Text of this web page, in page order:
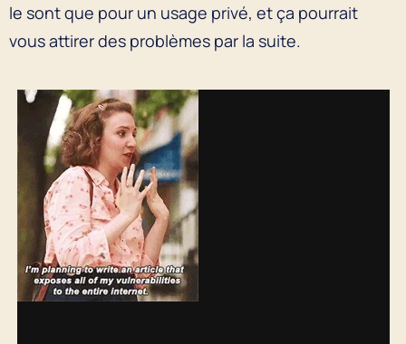
le sont que pour un usage privé, et ça pourrait
vous attirer des problèmes par la suite.